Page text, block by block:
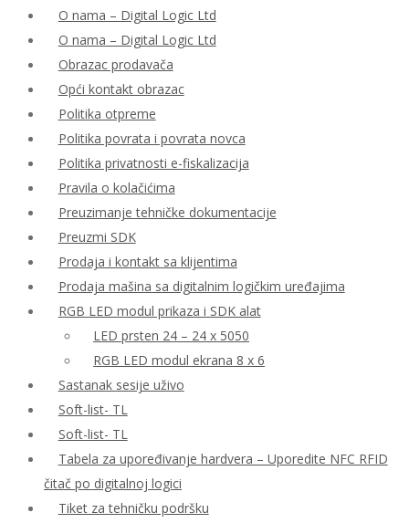
O nama – Digital Logic Ltd
O nama – Digital Logic Ltd
Obrazac prodavača
Opći kontakt obrazac
Politika otpreme
Politika povrata i povrata novca
Politika privatnosti e-fiskalizacija
Pravila o kolačićima
Preuzimanje tehničke dokumentacije
Preuzmi SDK
Prodaja i kontakt sa klijentima
Prodaja mašina sa digitalnim logičkim uređajima
RGB LED modul prikaza i SDK alat
LED prsten 24 – 24 x 5050
RGB LED modul ekrana 8 x 6
Sastanak sesije uživo
Soft-list- TL
Soft-list- TL
Tabela za upoređivanje hardvera – Uporedite NFC RFID
čitač po digitalnoj logici
Tiket za tehničku podršku